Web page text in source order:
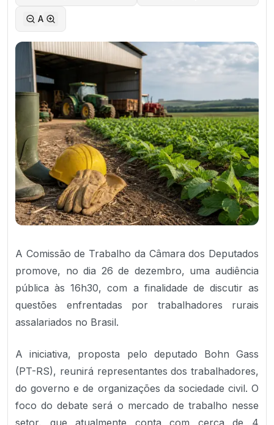
A
A Comissão de Trabalho da Câmara dos Deputados
promove, no dia 26 de dezembro, uma audiência
pública às 16h30, com a finalidade de discutir as
questões enfrentadas por trabalhadores rurais
assalariados no Brasil.
A iniciativa, proposta pelo deputado Bohn Gass
(PT-RS), reunirá representantes dos trabalhadores,
do governo e de organizações da sociedade civil. O
foco do debate será o mercado de trabalho nesse
setor, que atualmente conta com cerca de 4